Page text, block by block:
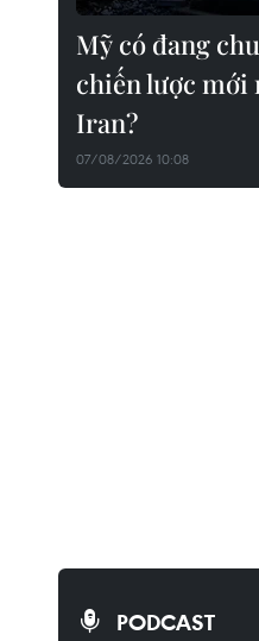
Mỹ có đang
chiến lược mới
Iran?
07/08/2026 10:08
PODCAST